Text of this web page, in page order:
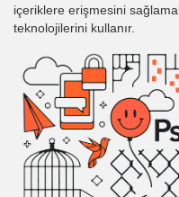
içeriklere erişmesini
teknolojilerini kullanır.